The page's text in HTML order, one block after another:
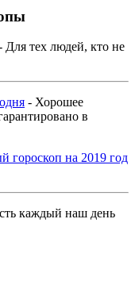
Для тех людей, кто не
- Хорошее
в
на 2019 год
каждый наш день